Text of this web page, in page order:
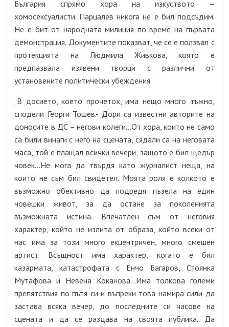
България спрямо хора на изкуството –
хомосексуалисти. Парцалев никога не е бил подсъдим.
Не е бит от народната милиция по време на първата
демонстрация. Документите показват, че се е ползвал с
протекцията на Людмила Живкова, която е
предпазвала изявени творци с различни от
установените политически убеждения.
„В досието, което прочетох, има нещо много тъжно,
сподели Георги Тошев.- Дори са известни авторите на
доносите в ДС – негови колеги…От хора, които не само
са били винаги с него на сцената, сядали са на неговата
маса, той е плащал всички вечери, защото е бил щедър
човек…Не мога да твърдя като журналист неща, на
които не съм бил свидетел. Моята роля е колкото е
възможно обективно да подредя пъзела на един
човешки живот, за да остане за поколенията
възможната истина. Впечатлен съм от неговия
характер, който не излита от образа, който всеки от
нас има за този много екцентричен, много смешен
артист. Всъщност има характер, когато е бил
казармата, катастрофата с Енчо Багаров, Стоянка
Мутафова и Невена Коканова…Има толкова големи
препятствия по пътя си и въпреки това намира сили да
застава всяка вечер, до последните си часове на
сцената и да се раздава на своята публика. Да